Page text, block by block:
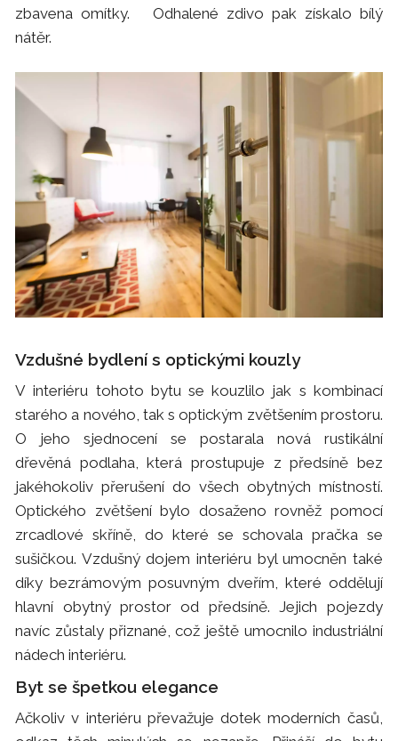
zbavena omítky. Odhalené zdivo pak získalo bílý
nátěr.
Vzdušné bydlení s optickými kouzly
V interiéru tohoto bytu se kouzlilo jak s kombinací
starého a nového, tak s optickým zvětšením prostoru.
O jeho sjednocení se postarala nová rustikální
dřevěná podlaha, která prostupuje z předsíně bez
jakéhokoliv přerušení do všech obytných místností.
Optického zvětšení bylo dosaženo rovněž pomocí
zrcadlové skříně, do které se schovala pračka se
sušičkou. Vzdušný dojem interiéru byl umocněn také
díky bezrámovým posuvným dveřím, které oddělují
hlavní obytný prostor od předsíně. Jejich pojezdy
navíc zůstaly přiznané, což ještě umocnilo industriální
nádech interiéru.
Byt se špetkou elegance
Ačkoliv v interiéru převažuje dotek moderních časů,